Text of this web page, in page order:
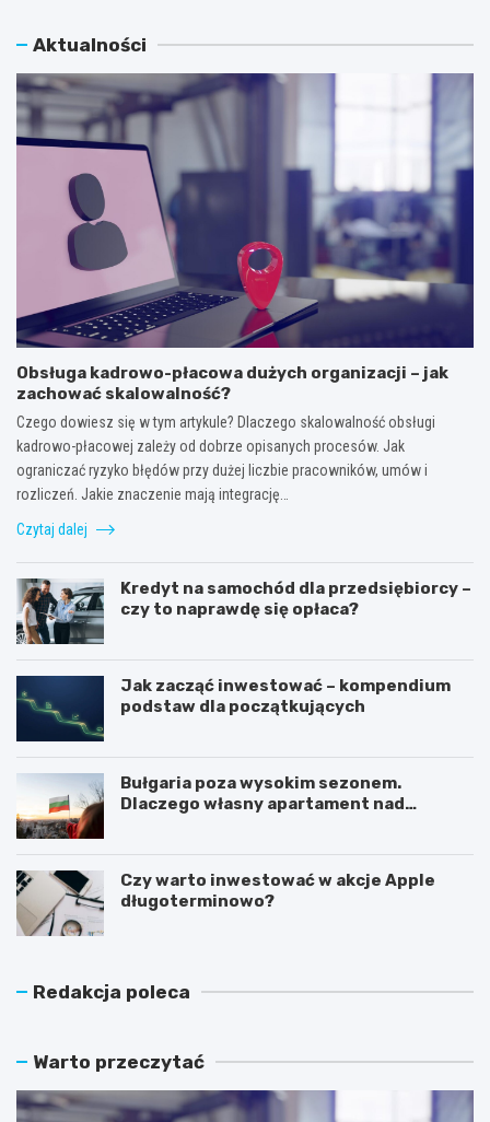
Aktualności
Obsługa kadrowo-płacowa dużych organizacji – jak
zachować skalowalność?
Czego dowiesz się w tym artykule? Dlaczego skalowalność obsługi
kadrowo-płacowej zależy od dobrze opisanych procesów. Jak
ograniczać ryzyko błędów przy dużej liczbie pracowników, umów i
rozliczeń. Jakie znaczenie mają integrację…
Czytaj dalej
Kredyt na samochód dla przedsiębiorcy –
czy to naprawdę się opłaca?
Jak zacząć inwestować – kompendium
podstaw dla początkujących
Bułgaria poza wysokim sezonem.
Dlaczego własny apartament nad
Czy warto inwestować w akcje Apple
długoterminowo?
Redakcja poleca
Warto przeczytać